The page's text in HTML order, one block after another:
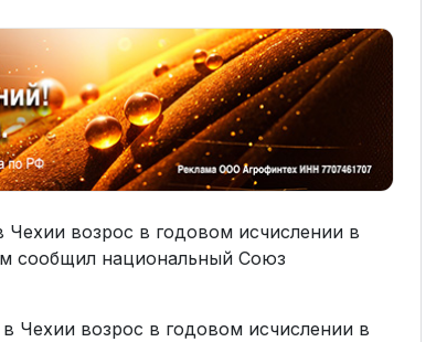
возрос в годовом исчислении в
сообщил национальный Союз
Чехии возрос в годовом исчислении в